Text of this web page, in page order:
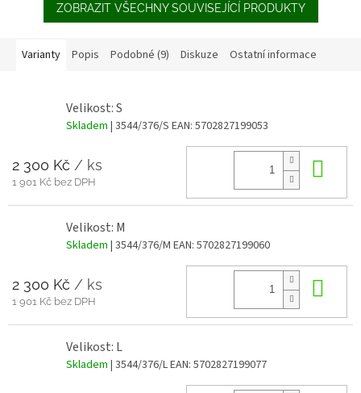
ZOBRAZIT VŠECHNY SOUVISEJÍCÍ PRODUKTY
Varianty Popis Podobné (9) Diskuze Ostatní informace
Velikost: S
Skladem | 3544/376/S EAN: 5702827199053
2 300 Kč / ks
1 901 Kč bez DPH
Velikost: M
Skladem | 3544/376/M EAN: 5702827199060
2 300 Kč / ks
1 901 Kč bez DPH
Velikost: L
Skladem | 3544/376/LEAN: 5702827199077